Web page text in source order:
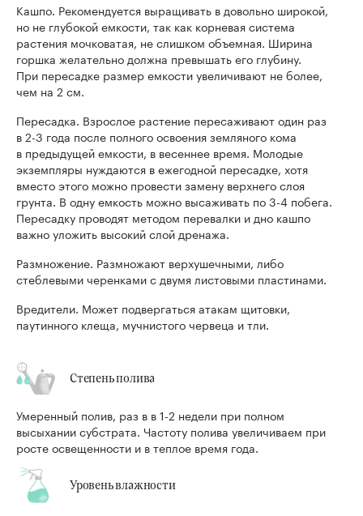
Кашпо. Рекомендуется выращивать в довольно широкой,
но не глубокой емкости, так как корневая система
растения мочковатая, не слишком объемная. Ширина
горшка желательно должна превышать его глубину.
При пересадке размер емкости увеличивают не более,
чем на 2 см.
Пересадка. Взрослое растение пересаживают один раз
в 2-3 года после полного освоения земляного кома
в предыдущей емкости, в весеннее время. Молодые
экземпляры нуждаются в ежегодной пересадке, хотя
вместо этого можно провести замену верхнего слоя
грунта. В одну емкость можно высаживать по 3-4 побега.
Пересадку проводят методом перевалки и дно кашпо
важно уложить высокий слой дренажа.
Размножение. Размножают верхушечными, либо
стеблевыми черенками с двумя листовыми пластинами.
Вредители. Может подвергаться атакам щитовки,
паутинного клеща, мучнистого червеца и тли.
Степень полива
Умеренный полив, раз в в 1-2 недели при полном
высыхании субстрата. Частоту полива увеличиваем при
росте освещенности и в теплое время года.
Уровень влажности